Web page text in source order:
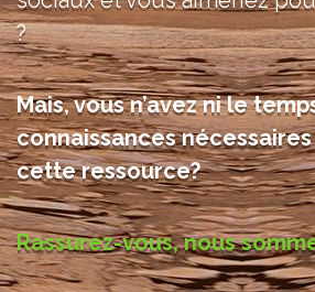
?
Mais, vous n’avez ni le
connaissances
cette ressource?
Rassurez-vous, nous